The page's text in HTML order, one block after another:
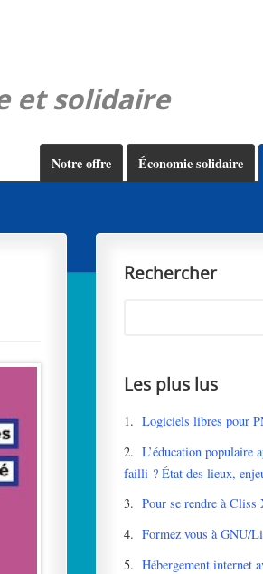
et solidaire
Notre offre Économie solidaire
Rechercher
Les plus lus
1.Logiciels libres pour
2.L’éducation populaire
failli ? État des lieux,
3.Pour se rendre à
4.Formez vous à GNU/
5.Hébergement internet